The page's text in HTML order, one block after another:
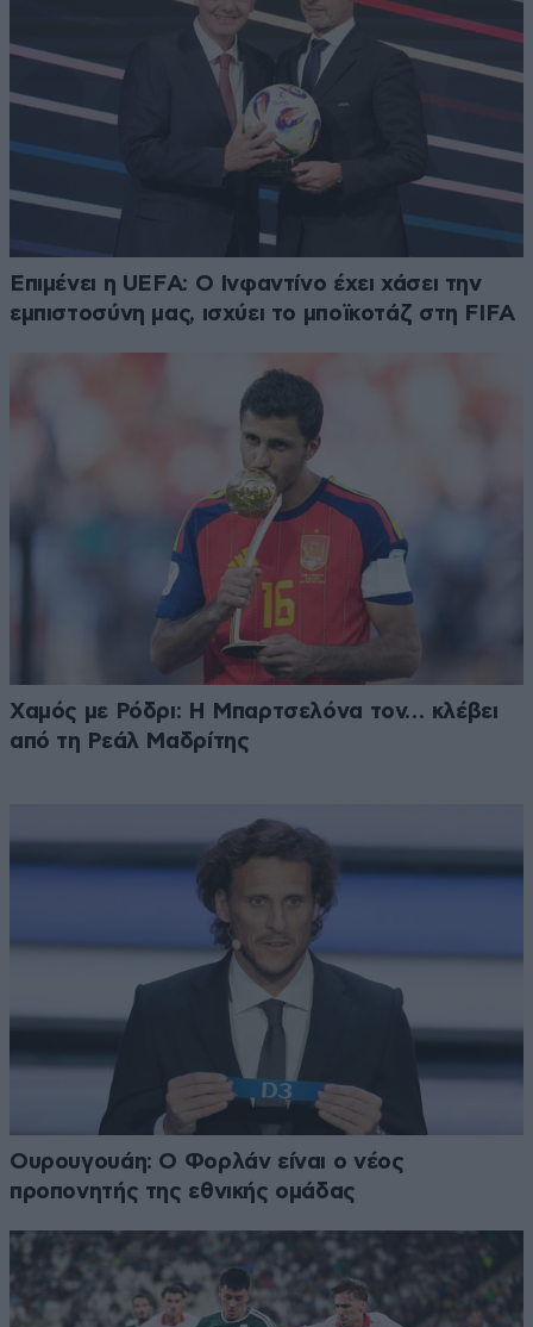
Επιμένει η UEFA: Ο Ινφαντίνο έχει χάσει την
εμπιστοσύνη μας, ισχύει το μποϊκοτάζ στη FIFA
Χαμός με Ρόδρι: Η Μπαρτσελόνα τον… κλέβει
από τη Ρεάλ Μαδρίτης
Ουρουγουάη: Ο Φορλάν είναι ο νέος
προπονητής της εθνικής ομάδας